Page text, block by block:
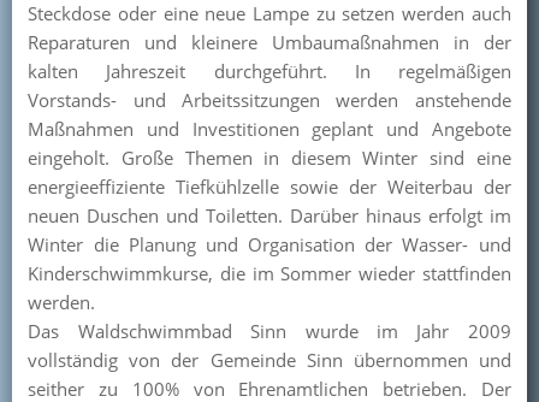
Team
Pressearchiv
Mitglied werden
Steckdose oder eine neue Lampe zu setzen werden auch
Reparaturen und kleinere Umbaumaßnahmen in der
kalten Jahreszeit durchgeführt. In regelmäßigen
Vorstands- und Arbeitssitzungen werden anstehende
Maßnahmen und Investitionen geplant und Angebote
eingeholt. Große Themen in diesem Winter sind eine
energieeffiziente Tiefkühlzelle sowie der Weiterbau der
neuen Duschen und Toiletten. Darüber hinaus erfolgt im
Winter die Planung und Organisation der Wasser- und
Kinderschwimmkurse, die im Sommer wieder stattfinden
werden.
Das Waldschwimmbad Sinn wurde im Jahr 2009
vollständig von der Gemeinde Sinn übernommen und
seither zu 100% von Ehrenamtlichen betrieben. Der